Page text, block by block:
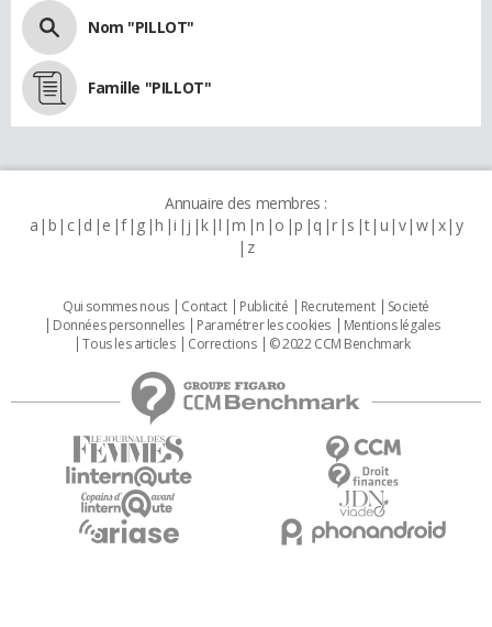
Nom "PILLOT"
Famille "PILLOT"
Annuaire des membres :
a b c d e f g h i j k l m n o p q r s t u v w x y
z
Qui sommes nous Contact Publicité Recrutement
Societé
Données personnelles
Paramétrer les cookies
Mentions légales
Tous les articles
Corrections © 2022 CCM Benchmark